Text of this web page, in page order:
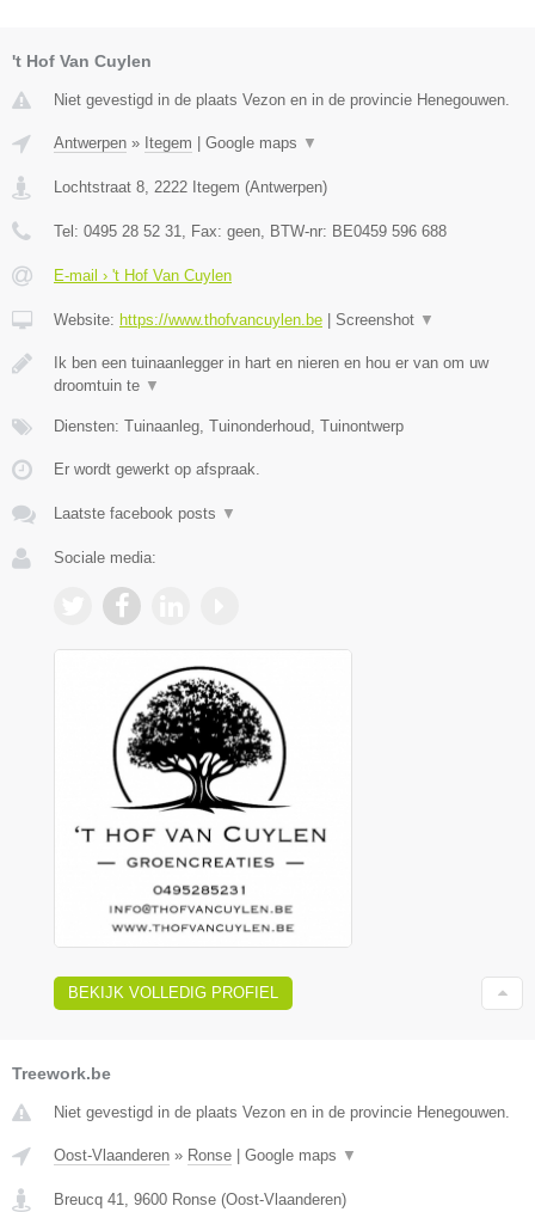
't Hof Van Cuylen
Niet gevestigd in de plaats Vezon en in de provincie Henegouwen.
Antwerpen » Itegem Google maps ▼
Lochtstraat 8 2222 Itegem (Antwerpen)
Tel: 0495 28 52 31 , Fax: geen , BTW-nr: BE0459 596 688
E-mail › 't Hof Van Cuylen
Website: https://www.thofvancuylen.be Screenshot ▼
Ik ben een tuinaanlegger in hart en nieren en hou er van om uw
droomtuin te ▼
Diensten: Tuinaanleg, Tuinonderhoud, Tuinontwerp
Er wordt gewerkt op afspraak.
Laatste facebook posts ▼
Sociale media:
BEKIJK VOLLEDIG PROFIEL
Treework.be
Niet gevestigd in de plaats Vezon en in de provincie Henegouwen.
Oost-Vlaanderen » Ronse Google maps ▼
Breucq 41 9600 Ronse (Oost-Vlaanderen)